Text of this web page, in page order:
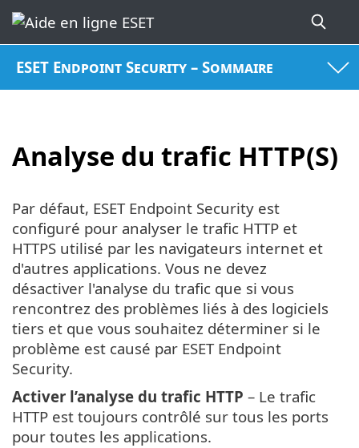
ESET Endpoint Security – Sommaire
Analyse du trafic HTTP(S)
Par défaut, ESET Endpoint Security est
configuré pour analyser le trafic HTTP et
HTTPS utilisé par les navigateurs internet et
d'autres applications. Vous ne devez
désactiver l'analyse du trafic que si vous
rencontrez des problèmes liés à des logiciels
tiers et que vous souhaitez déterminer si le
problème est causé par ESET Endpoint
Security.
Activer l’analyse du trafic HTTP – Le trafic
HTTP est toujours contrôlé sur tous les ports
pour toutes les applications.